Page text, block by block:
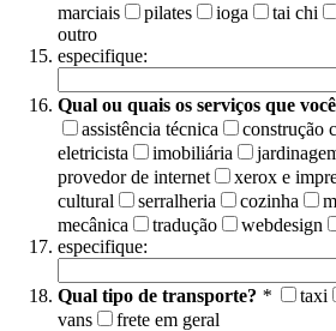
marciais
pilates ioga tai chi
outro
especifique:
Qual ou quais os serviços que
assistência técnica
construção
eletricista
imobiliária
provedor de internet
xerox e
cultural
serralheria cozinha
mecânica
tradução webdesign
especifique:
Qual tipo de transporte? * taxi
vans
frete em geral